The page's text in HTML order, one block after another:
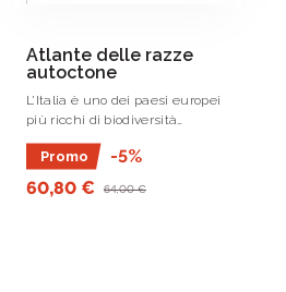
Atlante delle razze
autoctone
L’Italia è uno dei paesi europei
più ricchi di biodiversità
zootecnica e proprio per questo
la salvaguardia delle razze
animali è per il nostro paese
una delle .
Promo
-5%
60,80 €
64,00 €